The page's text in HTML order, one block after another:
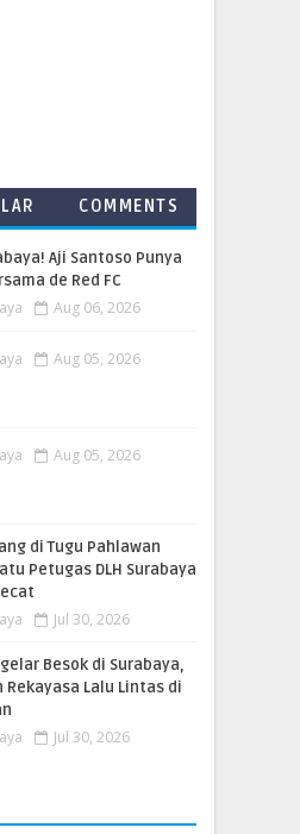
COMMENTS
Aji Santoso Punya
de Red FC
Aug 06, 2026
Aug 05, 2026
Aug 05, 2026
di Tugu Pahlawan
Petugas DLH Surabaya
Jul 30, 2026
Besok di Surabaya,
Rekayasa Lalu Lintas di
Jul 30, 2026